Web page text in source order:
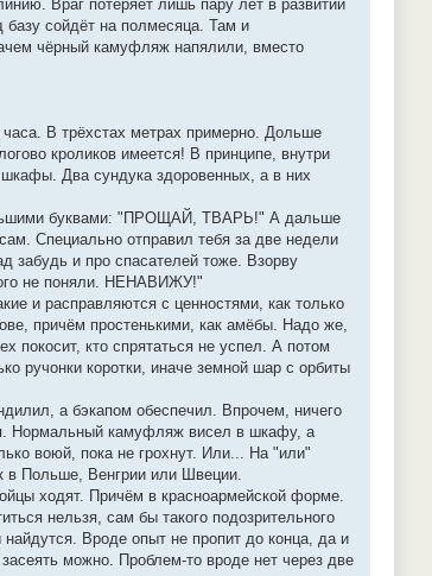
Враг потеряет лишь пару лет в развитии
базу сойдёт на полмесяца. Там и
чёрный камуфляж напялили, вместо
В трёхстах метрах примерно. Дольше
кроликов имеется! В принципе, внутри
Два сундука здоровенных, а в них
буквами: "ПРОЩАЙ, ТВАРЬ!" А дальше
Специально отправил тебя за две недели
забудь и про спасателей тоже. Взорву
не поняли. НЕНАВИЖУ!"
и расправляются с ценностями, как только
причём простенькими, как амёбы. Надо же,
покосит, кто спрятаться не успел. А потом
ручонки коротки, иначе земной шар с орбиты
а бэкапом обеспечил. Впрочем, ничего
Нормальный камуфляж висел в шкафу, а
воюй, пока не грохнут. Или... На "или"
в Польше, Венгрии или Швеции.
ходят. Причём в красноармейской форме.
нельзя, сам бы такого подозрительного
Вроде опыт не пропит до конца, да и
можно. Проблем-то вроде нет через две